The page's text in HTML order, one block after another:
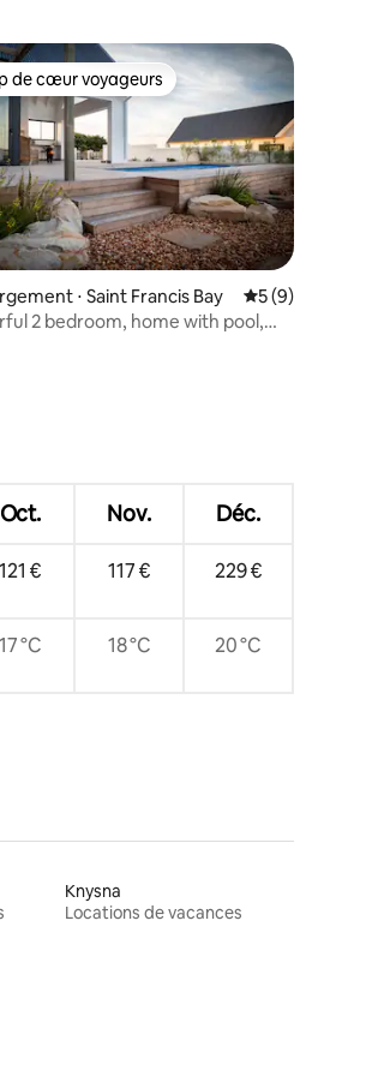
sur la base de 59 commentaires : 4,92 sur 5
de cœur voyageurs
de cœur voyageurs
⋅ Saint Francis Bay Évaluation
5 (9)
2 bedroom, home with pool,
Oct. Nov. Déc.
121 € 117 € 229 €
17 °C 18 °C 20 °C
Knysna
Locations de vacances